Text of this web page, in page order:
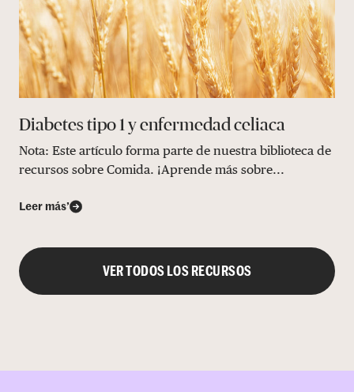
Diabetes tipo 1 y enfermedad celiaca
Nota: Este artículo forma parte de nuestra biblioteca de
recursos sobre Comida. ¡Aprende más sobre...
Leer más’
VER TODOS LOS RECURSOS